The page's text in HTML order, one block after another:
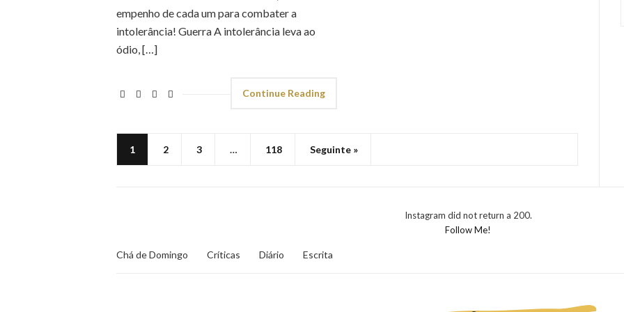
empenho de cada um para combater a
intolerância! Guerra A intolerância leva ao
ódio, […]
Continue Reading
1 2 3 … 118 Seguinte »
Instagram did not return a 200.
Follow Me!
Chá de Domingo Críticas Diário Escrita